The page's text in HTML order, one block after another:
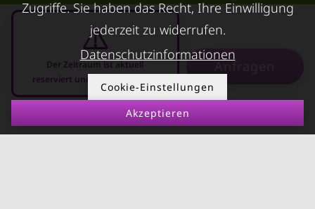
Der Zeitraum ist aktuell
reserviert und nicht anfragbar
-
Anfragen
Wohnen auf Zeit in Wels
Kurzzeitmiete Klagenfurt
Wohnen auf Zeit
Dornbirn
Kurzzeitmiete
Deutschland
Trennungswohnung
Filmförderung
Österreich
Zugriffe. Sie haben das Recht, Ihre Einwilligung
jederzeit zu widerrufen.
Datenschutzinformationen
Cookie-Einstellungen
Akzeptieren